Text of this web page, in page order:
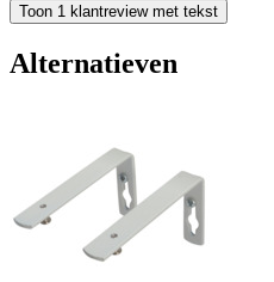
Toon 1 klantreview met tekst
Alternatieven